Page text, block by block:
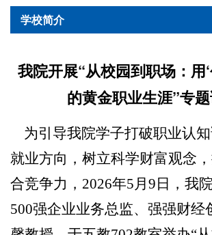
学校简介
我院开展“从校园到职场：用
的黄金职业生涯”专
为引导我院学子打破职业认
就业方向，树立科学财富观念
合竞争力， 2026年5月9日，我
500强企业业务总监、强强财经